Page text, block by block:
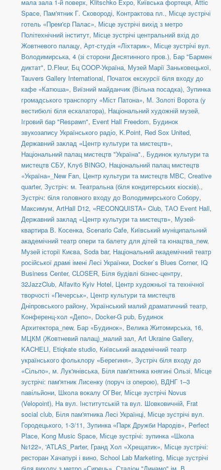
мала зала 1-й поверх, Klitschko Expo, Київська фортеця, Attic
Space, Пам'ятник Г. Сковороді, Контрактова пл., Місце зустрічі
готель «Прем'єр Палас», Місце зустрічі вихід з метро
Політехнічний інститут, Місце зустрічі центральний вхід до
Жовтневого палацу, Арт-студія «Ліхтарик», Місце зустрічі вул.
Володимирська, 4 (зі сторони Десятинного пров.), Бар "Бармен
диктат", D.Fleur, Бц COOP-Україна, Музей Марії Заньковецької,
Tauvers Gallery International, Початок екскурсії біля входу до
кафе «Катюша», Виїзний майданчик (Вільна посадка), Зупинка
громадського транспорту «Міст Патона», М. Золоті Ворота (у
вестибюлі біля ескалатора), Національний художній музей,
Ігровий бар "Respawn", Event Hall Freedom, Будинок
звукозапису Українського радіо, K.Point, Red Sox United,
Державний заклад «Центр культури та мистецтв»,
Національний палац мистецтв "Україна"., Будинок культури та
мистецтв СБУ, Клуб BINGO, Національний палац мистецтв
«Україна»_New Fan, Центр культури та мистецтв МВС, Creative
quarter, Зустріч: м. Театральна (біля кондитерських кіосків).,
Зустріч: біля головного входу до Володимирського Собору,
Максимум, ArtHall D12, «RECONQUISTA» Club, ТАО Event Hall,
Державний заклад «Центр культури та мистецтв», Музей-
квартира В. Косенка, Scenario Cafe, Київський муніципальний
академічний театр опери та балету для дітей та юнацтва_new,
Музей історії Києва, Soda bar, Національний академічний театр
російської драмі імені Лесі Українки, Docker`s Blues Corner, IQ
Business Center, CLOSER, Біля будівлі бізнес-центру,
32JazzClub, Alfavito Kyiv Hotel, Центр художньої та технічної
творчості «Печерськ», Центр культури та мистецтв
Дніпровського району, Український малий драматичний театр,
Конференц-хол «Депо», Docker-G pub, Будинок
Архитектора_new, Бар «Будинок», Велика Житомирська, 16,
МЦКМ (Жовтневий палац)_малий зал, Art Ukraine Gallery,
KACHELI, Etiqkate studio, Київський академічний театр
українського фольклору «Берегиня», Зустріч біля входу до
«Сільпо», м. Лук'янівська, Біля пам'ятника княгині Ользі, Місце
зустрічі: пам'ятник Лисенку (поруч із оперою), ВДНГ 1–3
павільйони, Школа вокалу Ol`Ber, Місце зустрічі Novus
(Velopoint), На вул. Інститутській та вул. Шовковичній, Frat
social сlub, Біля пам'ятника Лесі Українці, Місце зустрічі вул.
Городецького, 1-3/11, Зупинка «Парк Дружби Народів», Perfect
Place, Kong Music Space, Місце зустрічі: зупинка «Школа
№122», 'ATLAS_Parter, Гранд Хол «Хрещатик», Місце зустрічі:
ресторан Хачапурі і вино, School Lab Marketing, Місце зустрічі